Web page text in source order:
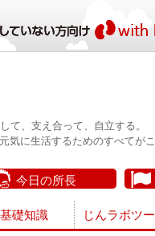
て、支え合って、自立する。
に生活するためのすべてがこ
今日の所長
基礎知識 じんラボツ